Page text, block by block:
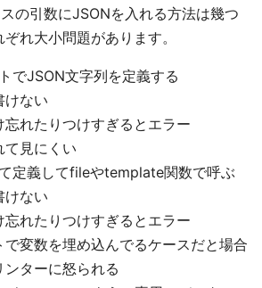
の引数にJSONを入れる方法は幾つ
れ大小問題があります。
でJSON文字列を定義する
けない
忘れたりつけすぎるとエラー
て見にくい
定義してfileやtemplate関数で呼ぶ
けない
忘れたりつけすぎるとエラー
で変数を埋め込んでるケースだと場合
ンターに怒られる